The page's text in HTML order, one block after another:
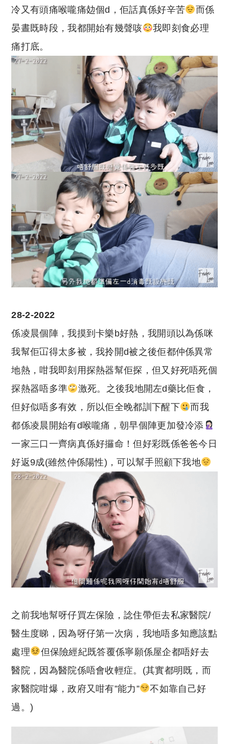
冷又有頭痛喉嚨痛攰個d，佢話真係好辛苦
而係
晏晝既時段，我都開始有幾聲咳
我即刻食必理
痛打底。
28-2-2022
係凌晨個陣，我摸到卡樂b好熱，我開頭以為係咪
我幫佢冚得太多被，我拎開d被之後佢都仲係異常
地熱，咁我即刻用探熱器幫佢探，但又好死唔死個
探熱器唔多準
激死。之後我地開左d藥比佢食，
但好似唔多有效，所以佢全晚都訓下醒下
而我
都係凌晨開始有d喉嚨痛，朝早個陣更加發冷添
一家三口一齊病真係好攞命！但好彩既係爸爸今日
好返9成(雖然仲係陽性)，可以幫手照顧下我地
之前我地幫呀仔買左保險，諗住帶佢去私家醫院/
醫生度睇，因為呀仔第一次病，我地唔多知應該點
處理
但保險經紀既答覆係寧願係屋企都唔好去
醫院，因為醫院係唔會收輕症。(其實都明既，而
家醫院咁爆，政府又咁有”能力”
不如靠自己好
過。)